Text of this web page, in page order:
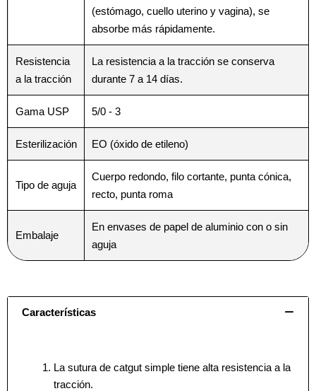
(estómago, cuello uterino y vagina), se
absorbe más rápidamente.
Resistencia
a la tracción
La resistencia a la tracción se conserva
durante 7 a 14 días.
Gama USP 5/0 - 3
Esterilización EO (óxido de etileno)
Tipo de aguja
Cuerpo redondo, filo cortante, punta cónica,
recto, punta roma
Embalaje
En envases de papel de aluminio con o sin
aguja
Características
La sutura de catgut simple tiene alta resistencia a la
tracción.